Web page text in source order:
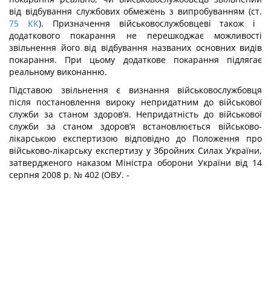
від відбування службових обмежень з ви­пробуванням (ст.
75 КК). Призначення військовослужбовцеві також і
додаткового по­карання не перешкоджає можливості
звільнення його від відбування названих основних видів
покарання. При цьому додаткове покарання підлягає
реальному виконанню.
Підставою звільнення є визнання військовослужбовця
після постановлення вироку непридатним до військової
служби за станом здоров’я. Непридатність до військової
служби за станом здоров’я встановлюється військово-
лікарською експертизою відпо­відно до Положення про
військово-лікарську експертизу у Збройних Силах України,
затвердженого наказом Міністра оборони України від 14
серпня 2008 р. № 402 (ОВУ. -